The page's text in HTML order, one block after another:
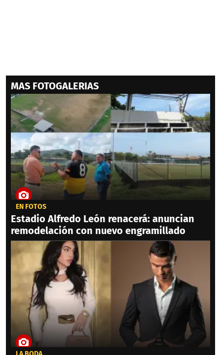
MAS FOTOGALERIAS
EN FOTOS
Estadio Alfredo León renacerá: anuncian
remodelación con nuevo engramillado